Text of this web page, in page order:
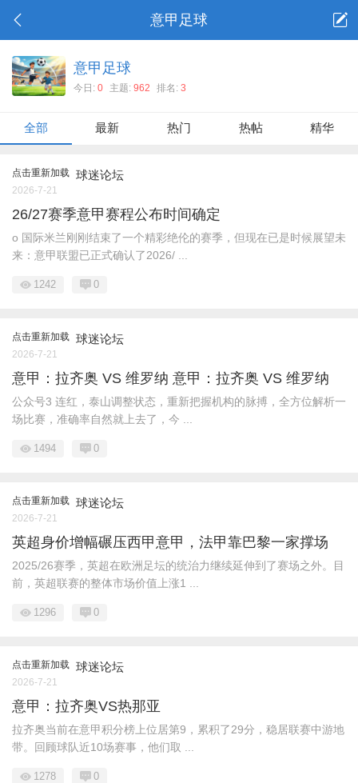
意甲足球
意甲足球
今日: 0 主题: 962 排名: 3
全部 最新 热门 热帖 精华
点击重新加载 球迷论坛
2026-7-21
26/27赛季意甲赛程公布时间确定
o 国际米兰刚刚结束了一个精彩绝伦的赛季，但现在已是时候展望未
来：意甲联盟已正式确认了2026/ ...
1242 0
点击重新加载 球迷论坛
2026-7-21
意甲：拉齐奥 VS 维罗纳 意甲：拉齐奥 VS 维罗纳
公众号3 连红，泰山调整状态，重新把握机构的脉搏，全方位解析一
场比赛，准确率自然就上去了，今 ...
1494 0
点击重新加载 球迷论坛
2026-7-21
英超身价增幅碾压西甲意甲，法甲靠巴黎一家撑场
2025/26赛季，英超在欧洲足坛的统治力继续延伸到了赛场之外。目
前，英超联赛的整体市场价值上涨1 ...
1296 0
点击重新加载 球迷论坛
2026-7-21
意甲：拉齐奥VS热那亚
拉齐奥当前在意甲积分榜上位居第9，累积了29分，稳居联赛中游地
带。回顾球队近10场赛事，他们取 ...
1278 0